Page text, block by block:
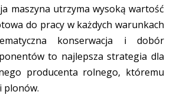
maszyna utrzyma wysoką wartość
do pracy w każdych warunkach
konserwacja i dobór
to najlepsza strategia dla
producenta rolnego, któremu
plonów.